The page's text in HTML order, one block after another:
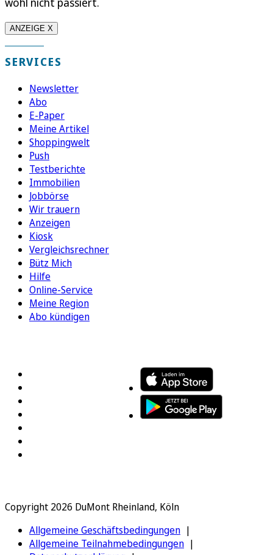
ANZEIGE X
SERVICES
Newsletter
Abo
E-Paper
Meine Artikel
Shoppingwelt
Push
Testberichte
Immobilien
Jobbörse
Wir trauern
Anzeigen
Kiosk
Vergleichsrechner
Bütz Mich
Hilfe
Online-Service
Meine Region
Abo kündigen
Copyright 2026 DuMont Rheinland, Köln
Allgemeine Geschäftsbedingungen
Allgemeine Teilnahmebedingungen